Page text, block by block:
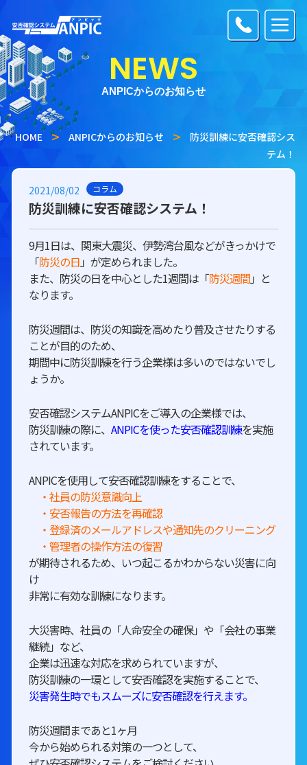
NEWS
ANPICからのお知らせ
HOME ANPICからのお知らせ
防災訓練に安否確認シス
テム！
2021/08/02 コラム
防災訓練に安否確認システム！
9月1日は、関東大震災、伊勢湾台風などがきっかけで
「防災の日 」が定められました。
また、防災の日を中心とした1週間は「防災週間」と
なります。
防災週間は、防災の知識を高めたり普及させたりする
ことが目的のため、
期間中に防災訓練を行う企業様は多いのではないでし
ょうか。
安否確認システムANPICをご導入の企業様では、
防災訓練の際に、 ANPICを使った安否確認訓練を実施
されています。
ANPICを使用して安否確認訓練をすることで、
・社員の防災意識向上
・安否報告の方法を再確認
・登録済のメールアドレスや通知先のクリーニング
・管理者の操作方法の復習
が期待されるため、いつ起こるかわからない災害に向
け
非常に有効な訓練になります。
大災害時、社員の「人命安全の確保」や「会社の事業
継続」など、
企業は迅速な対応を求められていますが、
防災訓練の一環として安否確認を実施することで、
災害発生時でもスムーズに安否確認を行えます。
防災週間まであと1ヶ月
今から始められる対策の一つとして、